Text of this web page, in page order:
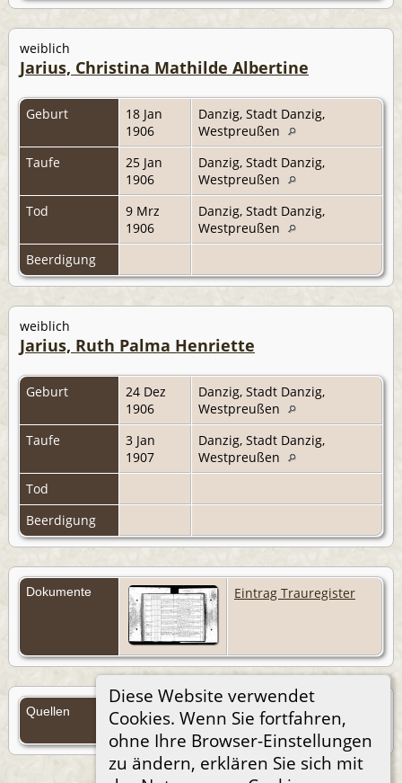
Diese Website verwendet
Cookies. Wenn Sie fortfahren,
ohne Ihre Browser-Einstellungen
zu ändern, erklären Sie sich mit
weiblich
Jarius, Christina Mathilde Albertine
Geburt
18 Jan
1906
Danzig, Stadt Danzig,
Westpreußen
Taufe
25 Jan
1906
Danzig, Stadt Danzig,
Westpreußen
Tod
9 Mrz
1906
Danzig, Stadt Danzig,
Westpreußen
Beerdigung
weiblich
Jarius, Ruth Palma Henriette
Geburt
24 Dez
1906
Danzig, Stadt Danzig,
Westpreußen
Taufe
3 Jan
1907
Danzig, Stadt Danzig,
Westpreußen
Tod
Beerdigung
Dokumente Eintrag Trauregister
Quellen
Quellen (Anmelden)